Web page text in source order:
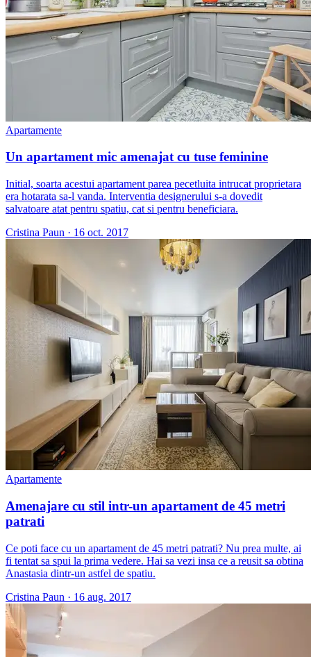
Apartamente
Un apartament mic amenajat cu tuse feminine
Initial, soarta acestui apartament parea pecetluita intrucat proprietara
era hotarata sa-l vanda. Interventia designerului s-a dovedit
salvatoare atat pentru spatiu, cat si pentru beneficiara.
Cristina Paun · 16 oct. 2017
Apartamente
Amenajare cu stil intr-un apartament de 45 metri
patrati
Ce poti face cu un apartament de 45 metri patrati? Nu prea multe, ai
fi tentat sa spui la prima vedere. Hai sa vezi insa ce a reusit sa obtina
Anastasia dintr-un astfel de spatiu.
Cristina Paun · 16 aug. 2017